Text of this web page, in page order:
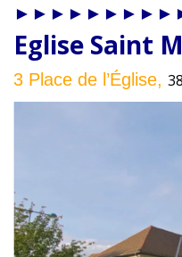
Eglise Saint
3 Place de l’Église,